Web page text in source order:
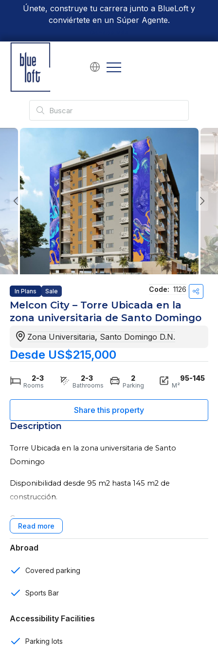
Únete, construye tu carrera junto a BlueLoft y
conviértete en un Súper Agente.
In Plans Sale Code: 1126
Melcon City – Torre Ubicada en la
zona universitaria de Santo Domingo
Zona Universitaria, Santo Domingo D.N.
Desde US$215,000
2-3
Rooms
2-3
Bathrooms
2
Parking
95-145
M²
Description
Torre Ubicada en la zona universitaria de Santo
Domingo
Disponibilidad desde 95 m2 hasta 145 m2 de
construcción.
Características del proyecto:
2 niveles de parqueos vigilados con cámaras de
baño para personal de servicio.
2 y 3 rooms.
2 baños.
Baño de visitas.
Abroad
Covered parking
Sports Bar
Accessibility Facilities
Parking lots